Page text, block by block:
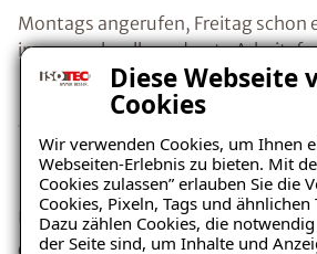
Diese Webseite
Cookies
Wir verwenden Cookies, um Ihnen
Webseiten-Erlebnis zu bieten. Mit
Cookies zulassen” erlauben Sie die
Cookies, Pixeln, Tags und ähnlichen
Dazu zählen Cookies, die
der Seite sind, um Inhalte und
gesamten Ablauf war ich sehr
ISOTEC Bünde weiterempfehlen.
Montags angerufen, Freitag schon
immer, schnelle und gute Arbeit,
sympathische Mitarbeiter die ihr
Isotec überzeugt mit
umfassendem Service.